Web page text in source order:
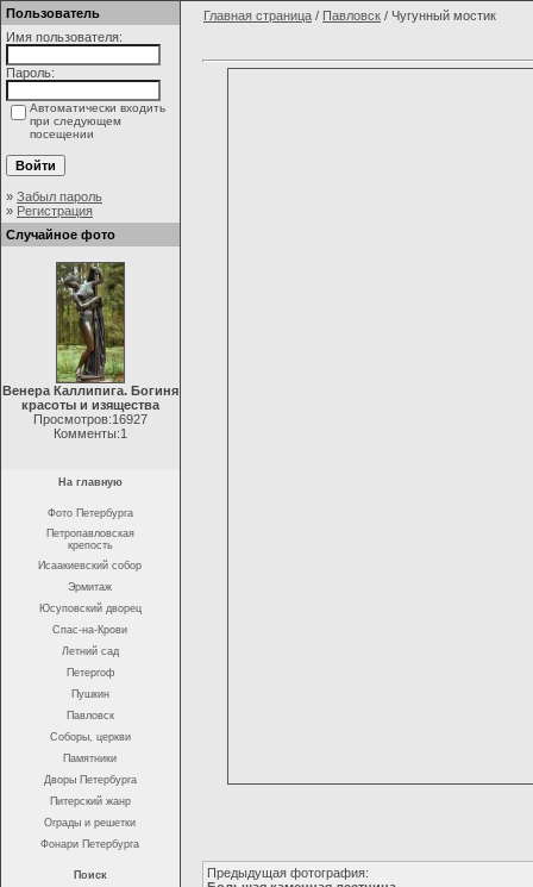
Пользователь
Имя пользователя:
Пароль:
Автоматически входить
при следующем
посещении
» Забыл пароль
» Регистрация
Случайное фото
Венера Каллипига. Богиня
красоты и изящества
Просмотров:16927
Комменты:1
На главную
Фото Петербурга
Петропавловская
крепость
Исаакиевский собор
Эрмитаж
Юсуповский дворец
Спас-на-Крови
Летний сад
Петергоф
Пушкин
Павловск
Соборы, церкви
Памятники
Дворы Петербурга
Питерский жанр
Ограды и решетки
Фонари Петербурга
Поиск
Главная страница / Павловск / Чугунный мостик
Предыдущая фотография: